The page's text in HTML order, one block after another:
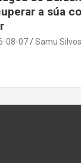
a súa
08-07 Samu